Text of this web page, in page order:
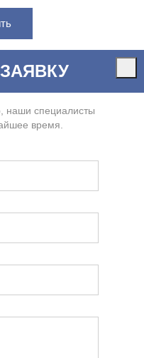
наши специалисты
время.